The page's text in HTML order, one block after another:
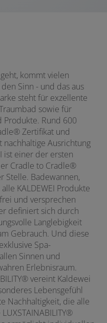
kommt vielen
Sinn - und das aus
steht für exzellente
sowie für
Produkte. Rund 600
®Zertifikat und
Ausrichtung
ist einer der ersten
Cradle to Cradle®
Stelle. Badewannen,
KALDEWEI Produkte
und versprechen
definiert sich durch
Langlebigkeit
Gebrauch. Und diese
Spa-
Sinnen und
Erlebnisraum.
®vereint Kaldewei
Lebensgefühl
Nachhaltigkeit, die alle
®